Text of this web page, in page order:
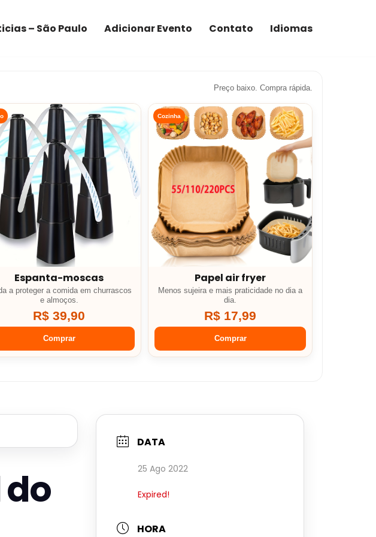
– São Paulo Adicionar Evento Contato Idiomas
Preço baixo. Compra rápida.
Espanta-moscas
a proteger a comida em churrascos
e almoços.
R$ 39,90
Comprar
Cozinha
Papel air fryer
Menos sujeira e mais praticidade no dia a
dia.
R$ 17,99
Comprar
DATA
25 Ago 2022
Expired!
HORA